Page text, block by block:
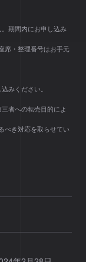
期間内にお申し込み
席・整理番号はお手元
みください。
者への転売目的によ
べき対応を取らせてい